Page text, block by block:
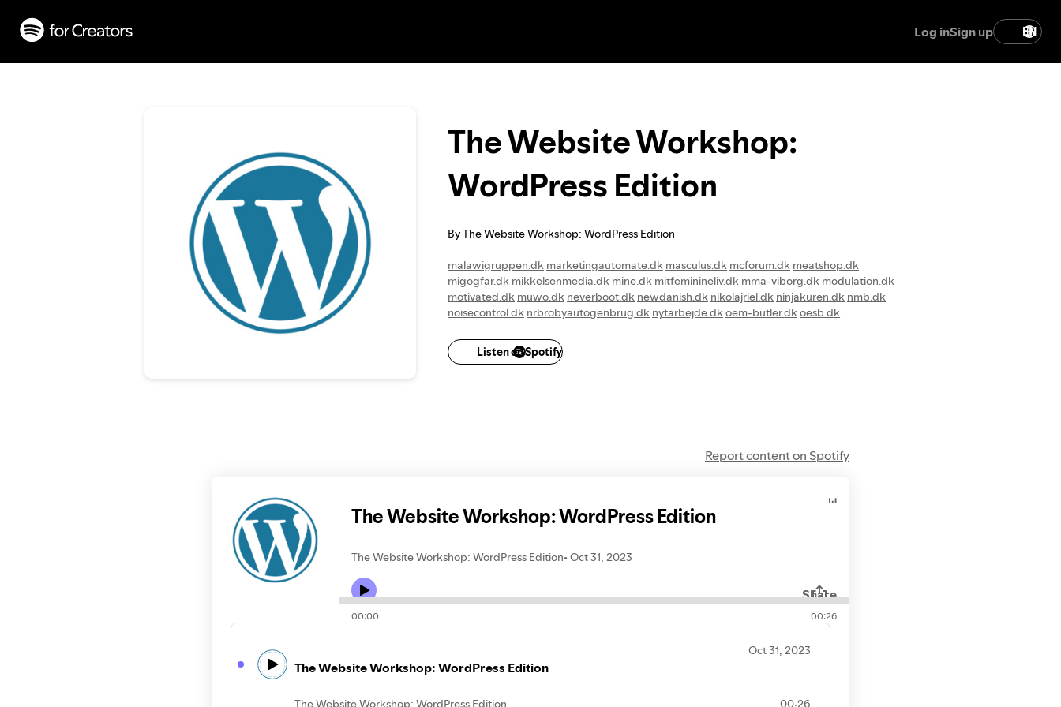
Log inSign up EN
The Website Workshop:
WordPress Edition
By The Website Workshop: WordPress Edition
malawigruppen.dk marketingautomate.dk masculus.dk mcforum.dk meatshop.dk
migogfar.dk mikkelsenmedia.dk mine.dk mitfeminineliv.dk mma-viborg.dk modulation.dk
motivated.dk muwo.dk neverboot.dk newdanish.dk nikolajriel.dk ninjakuren.dk nmb.dk
noisecontrol.dk nrbrobyautogenbrug.dk nytarbejde.dkoem-butler.dkoesb.dk
phoenixflight.dkphotomotion.dk
is.dk
vistaaropforhinanden.dk
Listen on Spotify
Report content on Spotify
The Website Workshop: WordPress Edition
The Website Workshop: WordPress Edition Oct 31, 2023
Share
00:00 00:26
The Website Workshop: WordPress Edition
Oct 31, 2023